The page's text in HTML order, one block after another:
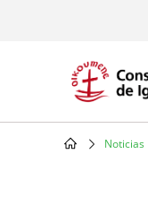
Noticias